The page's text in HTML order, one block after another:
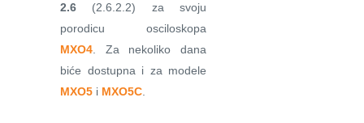
2.6 (2.6.2.2) za svoju
porodicu osciloskopa
MXO4 . Za nekoliko dana
biće dostupna i za modele
MXO5 i MXO5C